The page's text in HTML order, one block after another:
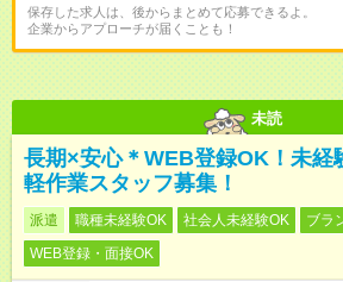
保存した求人は、後からまとめて応募できるよ。
企業からアプローチが届くことも！
未読
長期×安心＊WEB登録OK！未経
軽作業スタッフ募集！
派遣 職種未経験OK 社会人未経験OK
ブラ
WEB登録・面接OK